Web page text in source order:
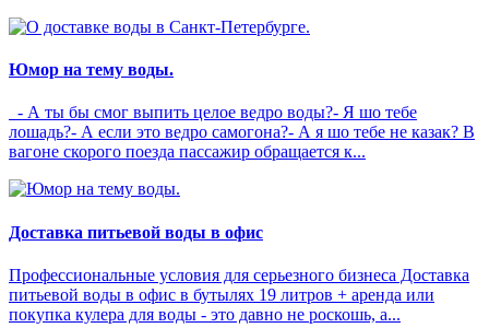
Юмор на тему воды.
- А ты бы смог выпить целое ведро воды?- Я шо тебе
лошадь?- А если это ведро самогона?- А я шо тебе не казак? В
вагоне скорого поезда пассажир обращается к...
Доставка питьевой воды в офис
Профессиональные условия для серьезного бизнеса Доставка
питьевой воды в офис в бутылях 19 литров + аренда или
покупка кулера для воды - это давно не роскошь, а...